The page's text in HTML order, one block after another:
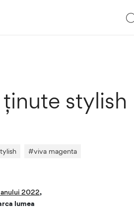
stylish
#viva magenta
2022,
lumea